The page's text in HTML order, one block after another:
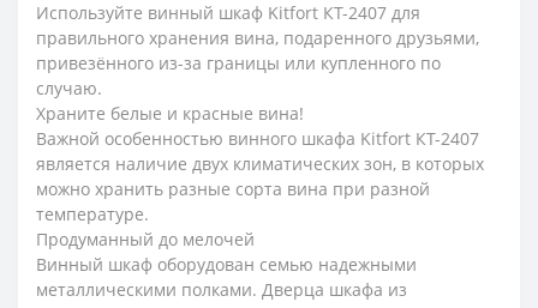
Используйте винный шкаф Kitfort КТ-2407 для
правильного хранения вина, подаренного друзьями,
привезённого из-за границы или купленного по
случаю.
Храните белые и красные вина!
Важной особенностью винного шкафа Kitfort КТ-2407
является наличие двух климатических зон, в которых
можно хранить разные сорта вина при разной
температуре.
Продуманный до мелочей
Винный шкаф оборудован семью надежными
металлическими полками. Дверца шкафа из